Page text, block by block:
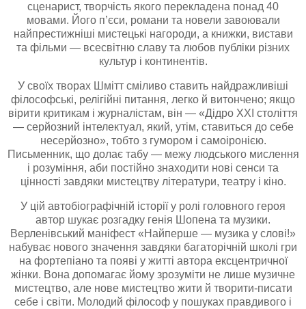
сценарист, творчість якого перекладена понад 40
мовами. Його п’єси, романи та новели завоювали
найпрестижніші мистецькі нагороди, а книжки, вистави
та фільми — всесвітню славу та любов публіки різних
культур і континентів.
У своїх творах Шмітт сміливо ставить найдражливіші
філософські, релігійні питання, легко й витончено; якщо
вірити критикам і журналістам, він — «Дідро ХХІ століття
— серйозний інтелектуал, який, утім, ставиться до себе
несерйозно», тобто з гумором і самоіронією.
Письменник, що долає табу — межу людського мислення
і розуміння, аби постійно знаходити нові сенси та
цінності завдяки мистецтву літератури, театру і кіно.
У цій автобіографічній історії у ролі головного героя
автор шукає розгадку генія Шопена та музики.
Верленівський маніфест «Найперше — музика у слові!»
набуває нового значення завдяки багаторічній школі гри
на фортепіано та появі у житті автора ексцентричної
жінки. Вона допомагає йому зрозуміти не лише музичне
мистецтво, але нове мистецтво жити й творити-писати
себе і світи. Молодий філософ у пошуках правдивого і